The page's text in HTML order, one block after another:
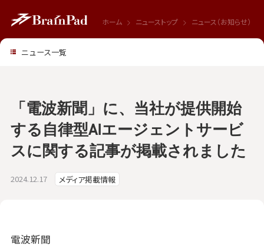
ホーム ニューストップ ニュース（お知らせ）
2024.12.17 メディア掲載情報
「電波新聞」に、当社が提供開始
する自律型AIエージェントサービ
スに関する記事が掲載されました
電波新聞
ニュース一覧